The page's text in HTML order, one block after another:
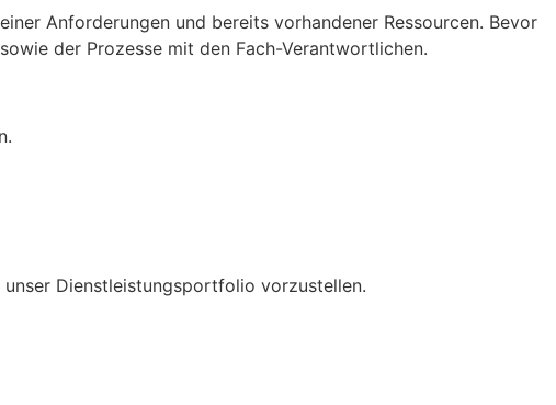
Anforderungen und bereits vorhandener Ressourcen. Bevor
der Prozesse mit den Fach-Verantwortlichen.
Dienstleistungsportfolio vorzustellen.